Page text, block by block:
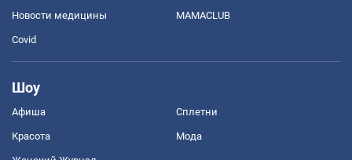
Новости медицины MAMACLUB
Covid
Шоу
Афиша Сплетни
Красота Мода